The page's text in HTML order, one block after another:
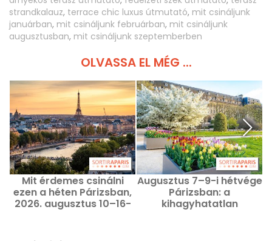
strandkalauz, terrace chic luxus útmutató, mit csináljunk
januárban, mit csináljunk februárban, mit csináljunk
augusztusban, mit csináljunk szeptemberben
OLVASSA EL MÉG ...
Mit érdemes csinálni
ezen a héten Párizsban,
2026. augusztus 10–16-
Augusztus 7–9-i hétvége
Párizsban: a
kihagyhatatlan